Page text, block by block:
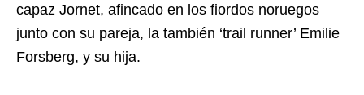
capaz Jornet, afincado en los fiordos noruegos
junto con su pareja, la también ‘trail runner’ Emilie
Forsberg, y su hija.